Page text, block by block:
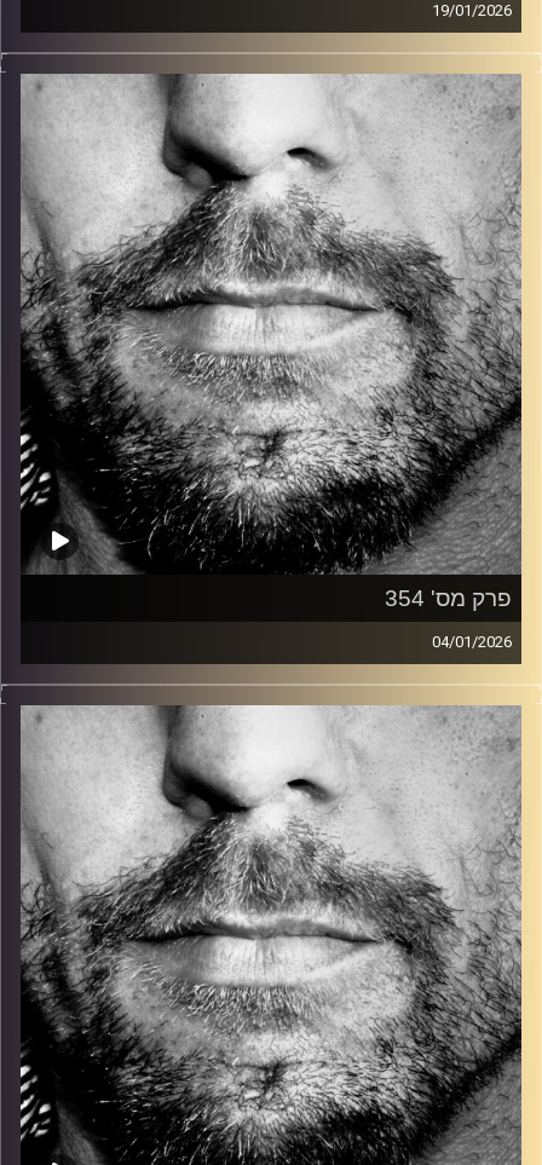
19/01/2026
זיפים, מוזיקה מחוספסת של הופעות חיות. הרבה ג'אם, רוק,
בלוז, bluegrass, ג'אז, Fאנק, פרוגרסיב ואפילו אלקטרוניקה.
כל מה שחי, אמיתי ונושם.
עם שמוליק רגב.
קרדיט תמונות: David Goehring
פרק מס' 354
04/01/2026
זיפים, מוזיקה מחוספסת של הופעות חיות. הרבה ג'אם, רוק,
בלוז, bluegrass, ג'אז, Fאנק, פרוגרסיב ואפילו אלקטרוניקה.
כל מה שחי, אמיתי ונושם.
עם שמוליק רגב.
קרדיט תמונות: David Goehring